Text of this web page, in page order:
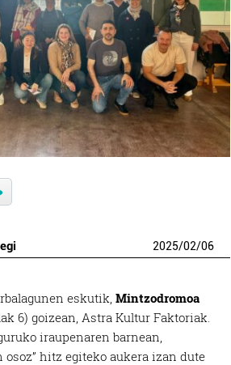
2025/02/06
eskutik,Mintzodromoa
6) goizean, Astra Kultur Faktoriak.
iraupenaren barnean,
osoz” hitz egiteko aukera izan dute